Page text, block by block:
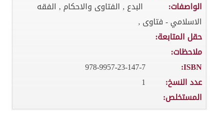
الواصفات:
البدع , الفتاوى والاحكام , الفقه
الاسلامي - فتاوى ,
حقل المتابعة:
ملاحظات:
ISBN:
978-9957-23-147-7
عدد النسخ:
1
المستخلص: